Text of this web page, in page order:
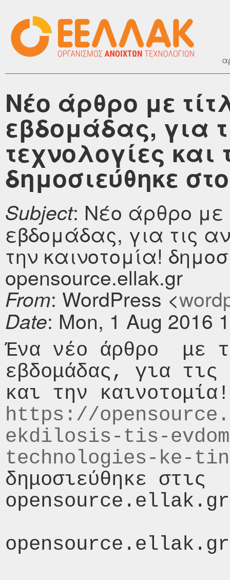
Νέο άρθρο με
εβδομάδας, για
τεχνολογίες και
δημοσιεύθηκε
Subject: Νέο άρθρο με
εβδομάδας, για τις
την καινοτομία!
opensource.ellak.gr
From: WordPress <
Date: Mon, 1 Aug 2016
Ένα νέο άρθρο  με
εβδομάδας, για τις
https://
ekdilosis-tis-
technologies-ke-
δημοσιεύθηκε στις